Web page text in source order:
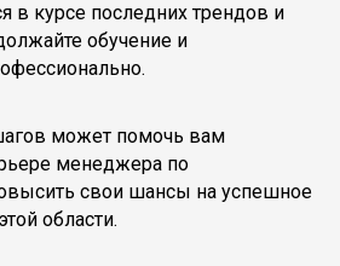
в курсе последних трендов и
обучение и
может помочь вам
менеджера по
свои шансы на успешное
области.